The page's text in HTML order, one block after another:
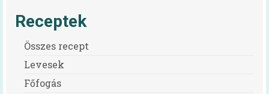
Vízfogyasztás népszerűsítő program
Oktatóvideó, általános iskolásoknak
Iskolabüfé
Receptek
Összes recept
Levesek
Főfogás